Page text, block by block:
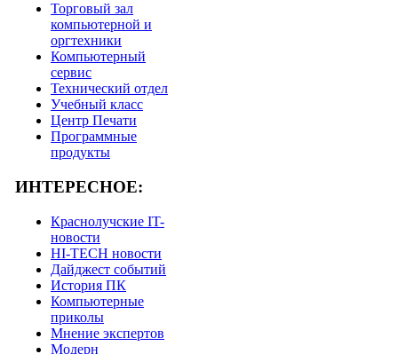
Торговый зал
компьютерной и
оргтехники
Компьютерный
сервис
Технический отдел
Учебный класс
Центр Печати
Программные
продукты
ИНТЕРЕСНОЕ:
Краснолучские IT-
новости
HI-TECH новости
Дайджест событий
История ПК
Компьютерные
приколы
Мнение экспертов
Модерн